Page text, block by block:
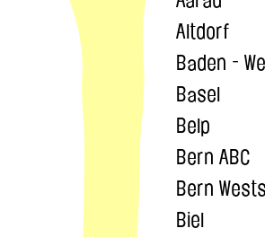
Altdorf
Baden -
Basel
Belp
Bern ABC
Bern
Biel